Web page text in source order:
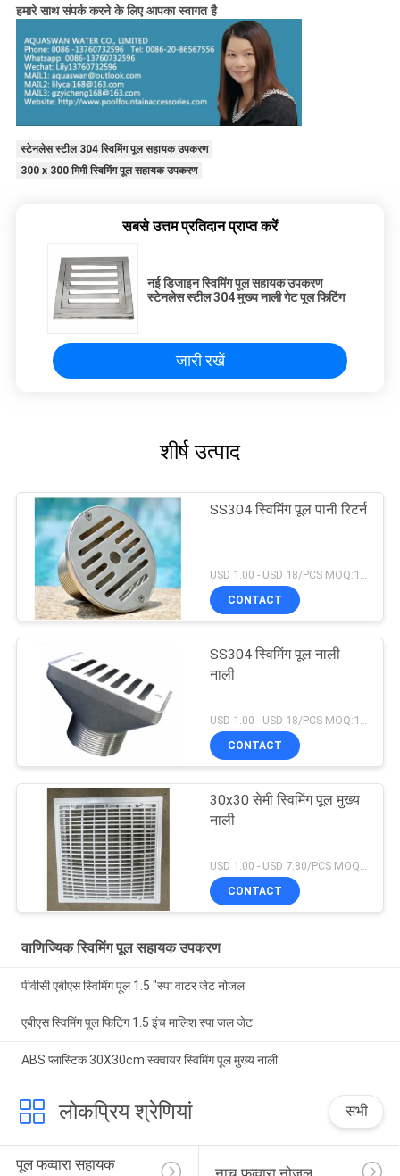
हमारे साथ संपर्क करने के लिए आपका स्वागत है
स्टेनलेस स्टील 304 स्विमिंग पूल सहायक उपकरण
300 x 300 मिमी स्विमिंग पूल सहायक उपकरण
सबसे उत्तम प्रतिदान प्राप्त करें
नई डिजाइन स्विमिंग पूल सहायक उपकरण
स्टेनलेस स्टील 304 मुख्य नाली गेट पूल फिटिंग
जारी रखें
शीर्ष उत्पाद
SS304 स्विमिंग पूल पानी रिटर्न
USD 1.00 - USD 18/PCS MOQ:1 टुकड़ा
CONTACT
SS304 स्विमिंग पूल नाली
नाली
USD 1.00 - USD 18/PCS MOQ:1 टुकड़ा
CONTACT
30x30 सेमी स्विमिंग पूल मुख्य
नाली
CONTACT
वाणिज्यिक स्विमिंग पूल सहायक उपकरण
पीवीसी एबीएस स्विमिंग पूल 1.5 "स्पा वाटर जेट नोजल
एबीएस स्विमिंग पूल फिटिंग 1.5 इंच मालिश स्पा जल जेट
ABS प्लास्टिक 30X30cm स्क्वायर स्विमिंग पूल मुख्य नाली
लोकप्रिय श्रेणियां सभी
पूल फव्वारा सहायक